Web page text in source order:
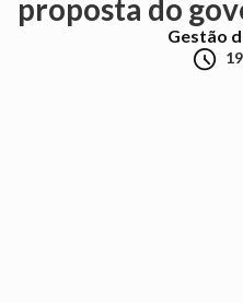
proposta do
Gestão
